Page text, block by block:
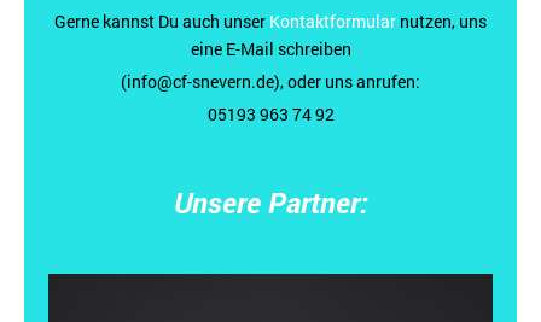
Gerne kannst Du auch unser Kontaktformular nutzen, uns
eine E-Mail schreiben
(info@cf-snevern.de), oder uns anrufen:
05193 963 74 92
Unsere Partner: